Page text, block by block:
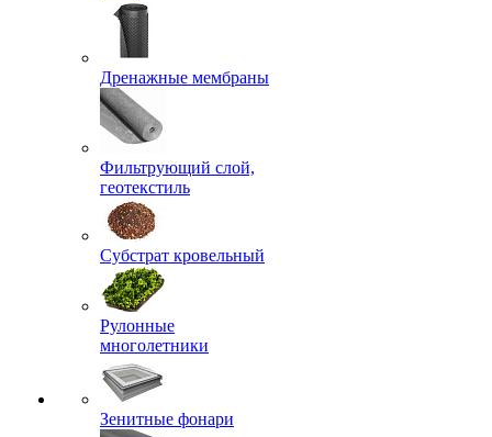
Дренажные мембраны
Фильтрующий слой,
геотекстиль
Субстрат кровельный
Рулонные
многолетники
Зенитные фонари